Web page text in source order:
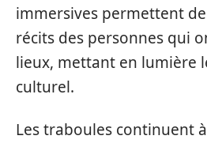
immersives permettent
récits des personnes qui
lieux, mettant en lumière
culturel.
Les traboules continuent